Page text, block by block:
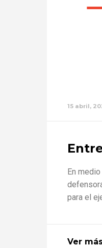
15 abril,
En
para el
Ver